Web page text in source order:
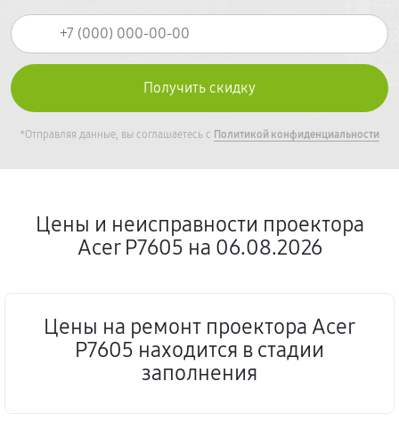
*Отправляя данные, вы соглашаетесь с Политикой конфиденциальности
Цены и неисправности проектора
Acer P7605 на 06.08.2026
Цены на ремонт проектора Acer
P7605 находится в стадии
заполнения